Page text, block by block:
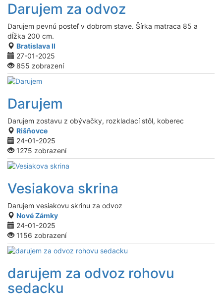
Darujem za odvoz
Darujem pevnú posteľ v dobrom stave. Šírka matraca 85 a
dĺžka 200 cm.
Bratislava II
27-01-2025
855 zobrazení
Darujem
Darujem zostavu z obývačky, rozkladací stôl, koberec
Rišňovce
24-01-2025
1275 zobrazení
Vesiakova skrina
Darujem vesiakovu skrinu za odvoz
Nové Zámky
24-01-2025
1156 zobrazení
darujem za odvoz rohovu
sedacku